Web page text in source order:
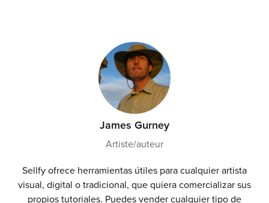
James Gurney
Artiste/auteur
Sellfy ofrece herramientas útiles para cualquier artista
visual, digital o tradicional, que quiera comercializar sus
propios tutoriales. Puedes vender cualquier tipo de